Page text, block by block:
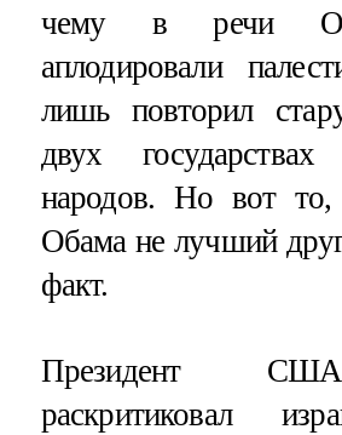
чему в речи
аплодировали
лишь повторил
двух
народов. Но вот то,
Обама не лучший
факт.
Президент
раскритиковал